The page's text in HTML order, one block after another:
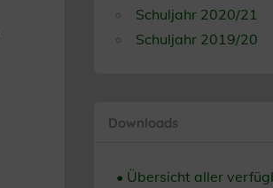
Schuljahr 2020/21
Schuljahr 2019/20
Downloads
• Übersicht aller